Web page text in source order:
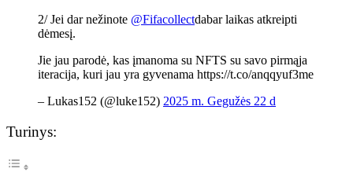
2/ Jei dar nežinote @Fifacollectdabar laikas atkreipti
dėmesį.
Jie jau parodė, kas įmanoma su NFTS su savo pirmąja
iteracija, kuri jau yra gyvenama https://t.co/anqqyuf3me
– Lukas152 (@luke152) 2025 m. Gegužės 22 d
Turinys: